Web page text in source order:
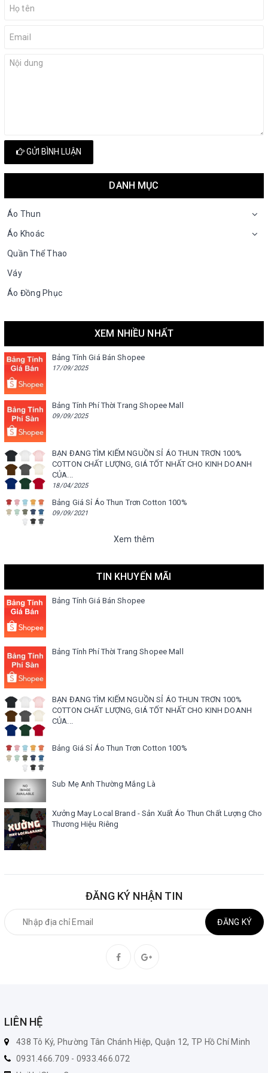
GỬI BÌNH LUẬN
DANH MỤC
Áo Thun
Áo Khoác
Quần Thể Thao
Váy
Áo Đồng Phục
XEM NHIỀU NHẤT
Bảng Tính Giá Bán Shopee
17/09/2025
Bảng Tính Phí Thời Trang Shopee Mall
09/09/2025
BẠN ĐANG TÌM KIẾM NGUỒN SỈ ÁO THUN TRƠN 100%
COTTON CHẤT LƯỢNG, GIÁ TỐT NHẤT CHO KINH DOANH
CỦA...
18/04/2025
Bảng Giá Sỉ Áo Thun Trơn Cotton 100%
09/09/2021
Xem thêm
TIN KHUYẾN MÃI
Bảng Tính Giá Bán Shopee
Bảng Tính Phí Thời Trang Shopee Mall
BẠN ĐANG TÌM KIẾM NGUỒN SỈ ÁO THUN TRƠN 100%
COTTON CHẤT LƯỢNG, GIÁ TỐT NHẤT CHO KINH DOANH
CỦA...
Bảng Giá Sỉ Áo Thun Trơn Cotton 100%
Sub Mẹ Anh Thường Mắng Là
Xưởng May Local Brand - Sản Xuất Áo Thun Chất Lượng Cho
Thương Hiệu Riêng
ĐĂNG KÝ NHẬN TIN
ĐĂNG KÝ
LIÊN HỆ
438 Tô Ký, Phường Tân Chánh Hiệp, Quận 12, TP Hồ Chí Minh
0931.466.709 - 0933.466.072